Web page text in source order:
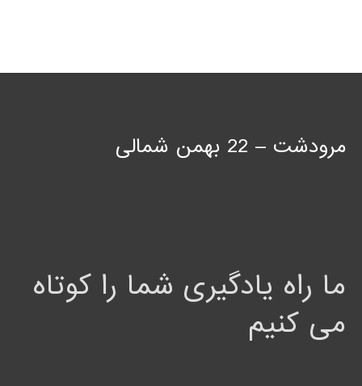
مرودشت – 22 بهمن شمالی
ما راه یادگیری شما را کوتاه
می کنیم